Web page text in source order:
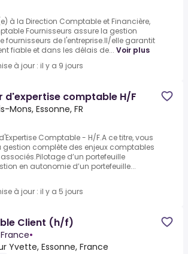
à la Direction Comptable et Financière,
Fournisseurs assure la gestion
fournisseurs de l'entreprise.Il/elle garantit
fiable et dans les délais de... Voir plus
à jour : il y a 9 jours
d'expertise comptable H/F
Mons, Essonne, FR
Comptable - H/F.A ce titre, vous
gestion complète des enjeux comptables
d’un portefeuille
en autonomie d’un portefeuille...
à jour : il y a 5 jours
Client (h/f)
•
Yvette, Essonne, France